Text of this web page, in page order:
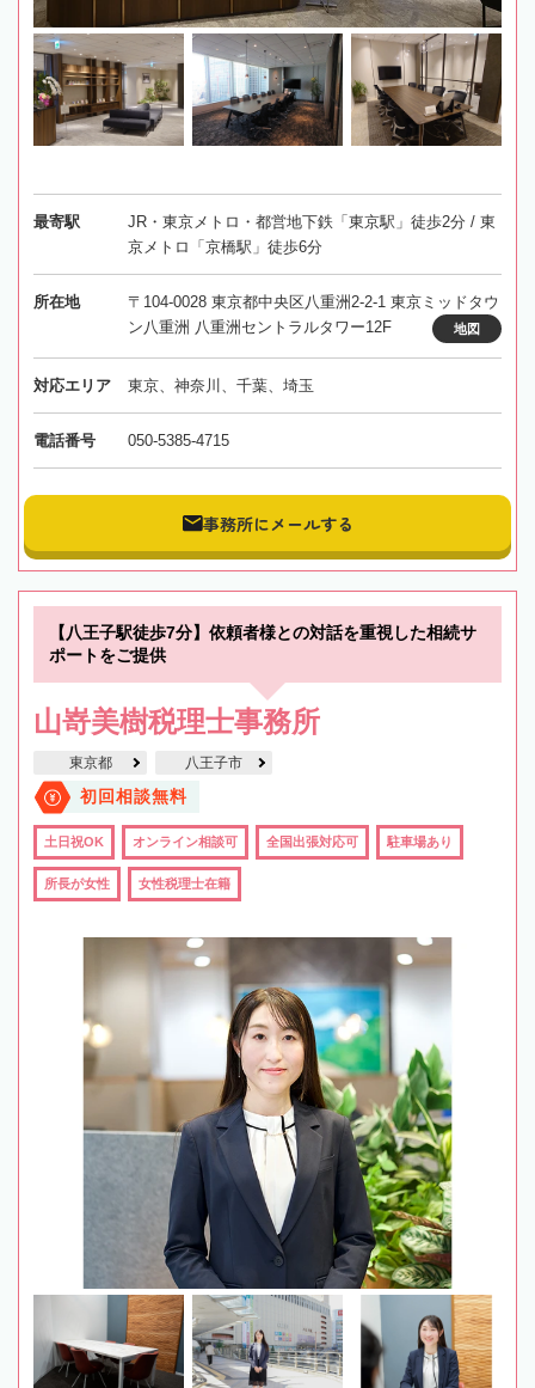
最寄駅
JR・東京メトロ・都営地下鉄「東京駅」徒歩2分 / 東
京メトロ「京橋駅」徒歩6分
所在地
〒104-0028 東京都中央区八重洲2-2-1 東京ミッドタウ
ン八重洲 八重洲セントラルタワー12F
地図
対応エリア 東京、神奈川、千葉、埼玉
電話番号 050-5385-4715
事務所にメールする
【八王子駅徒歩7分】依頼者様との対話を重視した相続サ
ポートをご提供
山嵜美樹税理士事務所
東京都 八王子市
初回相談無料
土日祝OK オンライン相談可 全国出張対応可 駐車場あり
所長が女性 女性税理士在籍